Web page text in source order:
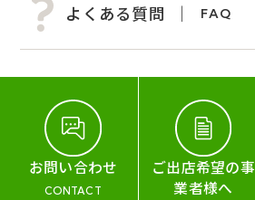
よくある質問 FAQ
お問い合わせ
CONTACT
ご出店希望の事
業者様へ